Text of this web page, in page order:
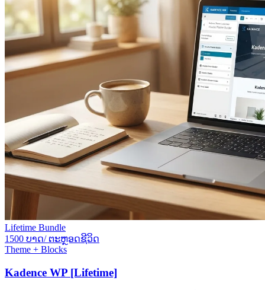
Lifetime Bundle
1500 ບາດ/ ຕະຫຼອດຊີວິດ
Theme + Blocks
Kadence WP [Lifetime]